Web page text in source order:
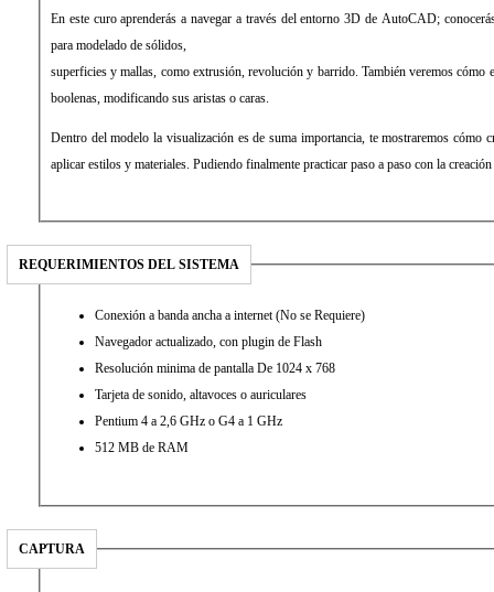
En este curo aprenderás a navegar a través del entorno 3D de AutoCAD;
para modelado de sólidos,
superficies y mallas, como extrusión, revolución y barrido. También veremos cómo
boolenas, modificando sus aristas o caras.
Dentro del modelo la visualización es de suma importancia, te mostraremos cómo
aplicar estilos y materiales. Pudiendo finalmente practicar paso a paso con la
REQUERIMIENTOS DEL SISTEMA
Conexión a banda ancha a internet (No se Requiere)
Navegador actualizado, con plugin de Flash
Resolución minima de pantalla De 1024 x 768
Tarjeta de sonido, altavoces o auriculares
Pentium 4 a 2,6 GHz o G4 a 1 GHz
512 MB de RAM
CAPTURA